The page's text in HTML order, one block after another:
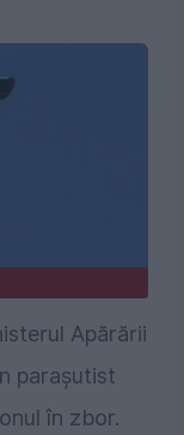
Apărării
parașutist
în zbor.